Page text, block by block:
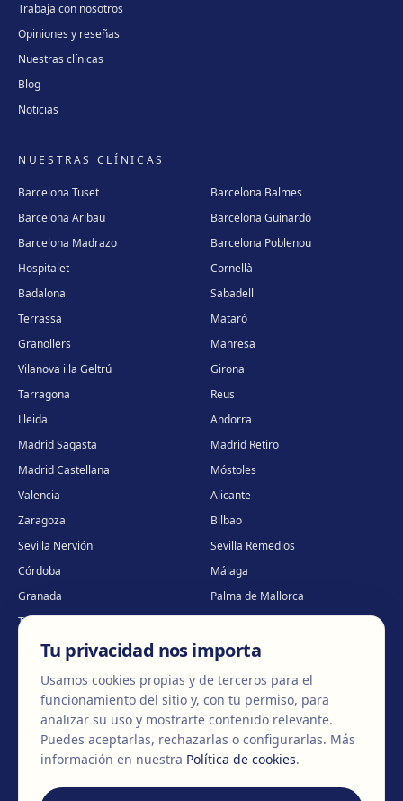
Trabaja con nosotros
Opiniones y reseñas
Nuestras clínicas
Blog
Noticias
NUESTRAS CLÍNICAS
Barcelona Tuset
Barcelona Balmes
Barcelona Aribau
Barcelona Guinardó
Barcelona Madrazo
Barcelona Poblenou
Hospitalet
Cornellà
Badalona
Sabadell
Terrassa
Mataró
Granollers
Manresa
Vilanova i la Geltrú
Girona
Tarragona
Reus
Lleida
Andorra
Madrid Sagasta
Madrid Retiro
Madrid Castellana
Móstoles
Valencia
Alicante
Zaragoza
Bilbao
Sevilla Nervión
Sevilla Remedios
Córdoba
Málaga
Granada
Palma de Mallorca
Tenerife
Portugal · Famalicão
Portugal · Guimarães
Clínica virtual
2026 Clínica EGOS — Cirugía plástica, estética y reparadora
Aviso LegalPolítica de cookiesPolítica de Privacidad
Tu privacidad nos importa
Usamos cookies propias y de terceros para el
funcionamiento del sitio y, con tu permiso, para
analizar su uso y mostrarte contenido relevante.
Puedes aceptarlas, rechazarlas o configurarlas. Más
información en nuestra Política de cookies.